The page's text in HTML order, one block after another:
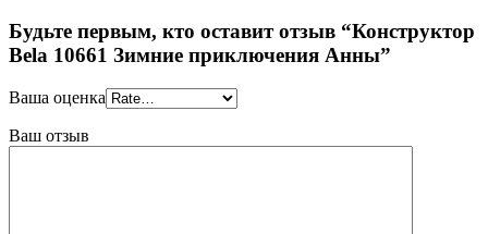
Будьте первым, кто оставит отзыв “Конструктор
Bela 10661 Зимние приключения Анны”
Ваша оценка
Ваш отзыв